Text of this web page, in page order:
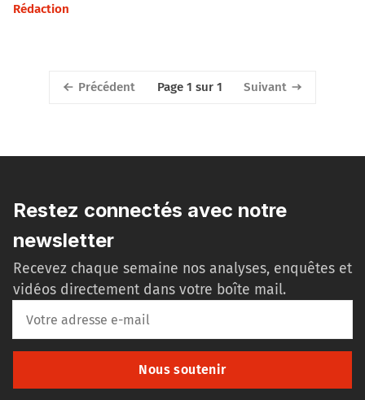
Rédaction
Précédent Page 1 sur 1 Suivant
Restez connectés avec notre
newsletter
Recevez chaque semaine nos analyses, enquêtes et
vidéos directement dans votre boîte mail.
Nous soutenir